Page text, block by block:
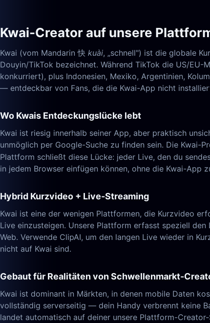
Kwai-Creator auf unsere
Kwai (vom Mandarin 快 kuài, „schnell") ist die globale
Douyin/TikTok bezeichnet. Während TikTok die US/
konkurriert), plus Indonesien, Mexiko, Argentinien,
— entdeckbar von Fans, die die Kwai-App nicht
Wo Kwais Entdeckungslücke lebt
Kwai ist riesig innerhalb seiner App, aber praktisch
unmöglich per Google-Suche zu finden sein. Die Kwai-
Plattform schließt diese Lücke: jeder Live, den du
in jedem Browser einfügen können, ohne die Kwai-App
Hybrid Kurzvideo + Live-Streaming
Kwai ist eine der wenigen Plattformen, die Kurzvideo
Live einzusteigen. Unsere Plattform erfasst speziell
Web. Verwende ClipAI, um den langen Live wieder in
nicht auf Kwai sind.
Gebaut für Realitäten von Schwellenmarkt-
Kwai ist dominant in Märkten, in denen mobile Daten
vollständig serverseitig — dein Handy verbrennt keine
landet automatisch auf deiner unsere Plattform-Creator-